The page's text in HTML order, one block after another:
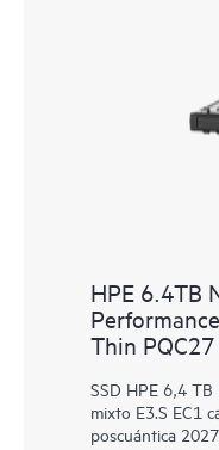
HPE 6.4TB
Thin PQC27
SSD HPE 6,4
mixto E3.S EC1
poscuántica